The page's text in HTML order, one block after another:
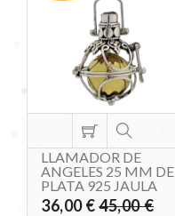
LLAMADOR DE
ANGELES 25 MM DE
PLATA 925 JAULA
36,00 €45,00 €